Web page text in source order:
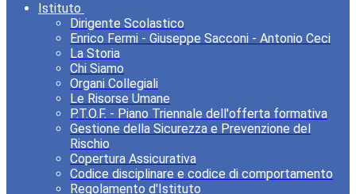
Istituto
Dirigente Scolastico
Enrico Fermi - Giuseppe Sacconi - Antonio Ceci
La Storia
Chi Siamo
Organi Collegiali
Le Risorse Umane
P.T.O.F. - Piano Triennale dell'offerta formativa
Gestione della Sicurezza e Prevenzione del
Rischio
Copertura Assicurativa
Codice disciplinare e codice di comportamento
Regolamento d'Istituto